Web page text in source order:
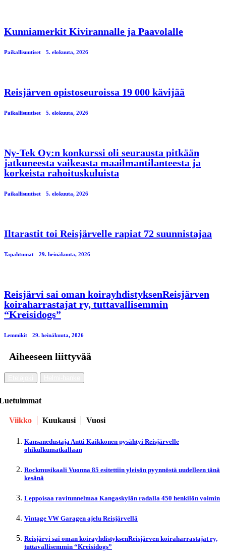
Kunniamerkit Kivirannalle ja Paavolalle
Paikallisuutiset 5. elokuuta, 2026
Reisjärven opistoseuroissa 19 000 kävijää
Paikallisuutiset 5. elokuuta, 2026
Ny-Tek Oy:n konkurssi oli seurausta pitkään
jatkuneesta vaikeasta maailmantilanteesta ja
korkeista rahoituskuluista
Paikallisuutiset 5. elokuuta, 2026
Iltarastit toi Reisjärvelle rapiat 72 suunnistajaa
Tapahtumat 29. heinäkuuta, 2026
Reisjärvi sai oman koirayhdistyksenReisjärven
koiraharrastajat ry, tuttavallisemmin
“Kreisidogs”
Lemmikit 29. heinäkuuta, 2026
Aiheeseen liittyvää
Viikko Kuukausi Vuosi
Kansanedustaja Antti Kaikkonen pysähtyi Reisjärvelle
ohikulkumatkallaan
Rockmusikaali Vuonna 85 esitettiin yleisön pyynnöstä uudelleen tänä
kesänä
Leppoisaa ravitunnelmaa Kangaskylän radalla 450 henkilön voimin
Vintage VW Garagen ajelu Reisjärvellä
Reisjärvi sai oman koirayhdistyksenReisjärven koiraharrastajat ry,
tuttavallisemmin “Kreisidogs”